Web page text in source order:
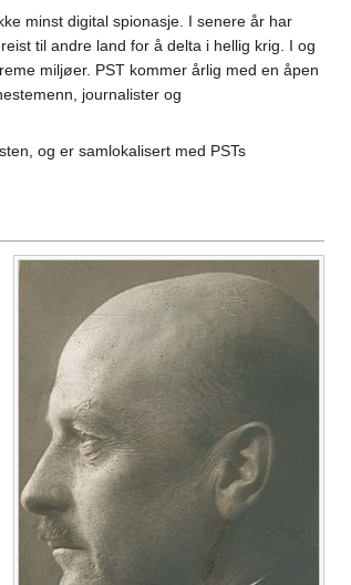
minst digital spionasje. I senere år har
til andre land for å delta i hellig krig. I og
miljøer. PST kommer årlig med en åpen
journalister og
og er samlokalisert med PSTs